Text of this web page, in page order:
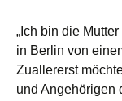
„Ich bin die
in Berlin von
Zuallererst
und Angehörigen